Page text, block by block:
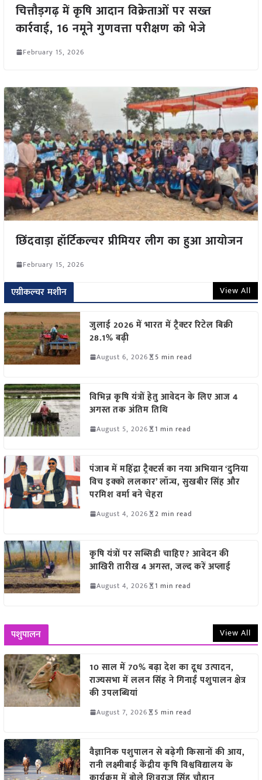
चित्तौड़गढ़ में कृषि आदान विक्रेताओं पर सख्त
कार्रवाई, 16 नमूने गुणवत्ता परीक्षण को भेजे
February 15, 2026
छिंदवाड़ा हॉर्टिकल्चर प्रीमियर लीग का हुआ आयोजन
February 15, 2026
एग्रीकल्चर मशीन View All
जुलाई 2026 में भारत में ट्रैक्टर रिटेल बिक्री
28.1% बढ़ी
August 6, 2026 5 min read
विभिन्न कृषि यंत्रों हेतु आवेदन के लिए आज 4
अगस्त तक अंतिम तिथि
August 5, 2026 1 min read
पंजाब में महिंद्रा ट्रैक्टर्स का नया अभियान ‘दुनिया
विच इक्को ललकार’ लॉन्च, सुखबीर सिंह और
परमिश वर्मा बने चेहरा
August 4, 2026 2 min read
कृषि यंत्रों पर सब्सिडी चाहिए? आवेदन की
आखिरी तारीख 4 अगस्त, जल्द करें अप्लाई
August 4, 2026 1 min read
पशुपालन View All
10 साल में 70% बढ़ा देश का दूध उत्पादन,
राज्यसभा में ललन सिंह ने गिनाईं पशुपालन क्षेत्र
की उपलब्धियां
August 7, 2026 5 min read
वैज्ञानिक पशुपालन से बढ़ेगी किसानों की आय,
रानी लक्ष्मीबाई केंद्रीय कृषि विश्वविद्यालय के